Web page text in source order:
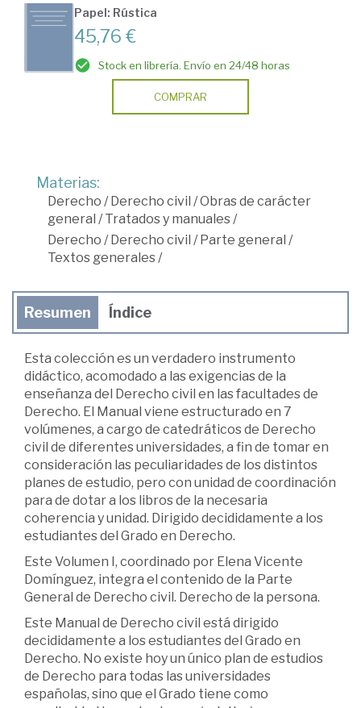
Papel: Rústica
45,76 €
Stock en librería. Envío en 24/48 horas
COMPRAR
Materias:
Derecho / Derecho civil /Obras de carácter
general /Tratados y manuales/
Derecho / Derecho civil / Parte general /
Textos generales/
Resumen Índice
Esta colección es un verdadero instrumento
didáctico, acomodado a las exigencias de la
enseñanza del Derecho civil en las facultades de
Derecho. El Manual viene estructurado en 7
volúmenes, a cargo de catedráticos de Derecho
civil de diferentes universidades, a fin de tomar en
consideración las peculiaridades de los distintos
planes de estudio, pero con unidad de coordinación
para de dotar a los libros de la necesaria
coherencia y unidad. Dirigido decididamente a los
estudiantes del Grado en Derecho.
Este Volumen I, coordinado por Elena Vicente
Domínguez, integra el contenido de la Parte
General de Derecho civil. Derecho de la persona.
Este Manual de Derecho civil está dirigido
decididamente a los estudiantes del Grado en
Derecho. No existe hoy un único plan de estudios
de Derecho para todas las universidades
españolas, sino que el Grado tiene como